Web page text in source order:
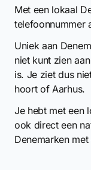
Met een lokaal
telefoonnummer
Uniek aan
niet kunt zien
is. Je ziet dus
hoort of Aarhus.
Je hebt met een
ook direct een
Denemarken